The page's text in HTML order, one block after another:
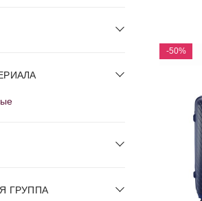
ГРУППА
-50%